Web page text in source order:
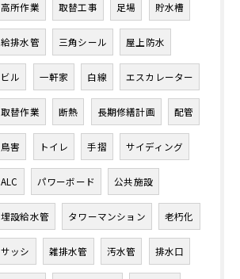
高所作業 取替工事 足場 貯水槽
給排水管 三角シール 屋上防水
ビル 一軒家 白線 エスカレーター
取替作業 断熱 長期修繕計画 配管
鳥害 トイレ 手摺 サイディング
ALC パワーボード 公共施設
埋設給水管 タワーマンション 老朽化
サッシ 雑排水管 汚水管 排水口